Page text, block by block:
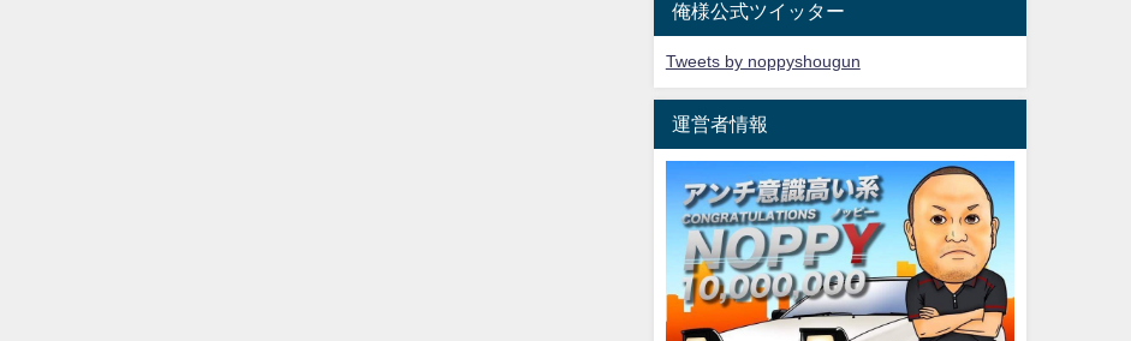
俺様公式ツイッター
Tweets by noppyshougun
運営者情報